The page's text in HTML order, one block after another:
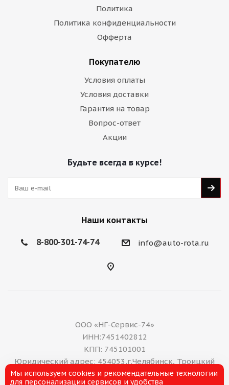
Политика
Политика конфиденциальности
Офферта
Покупателю
Условия оплаты
Условия доставки
Гарантия на товар
Вопрос-ответ
Акции
Будьте всегда в курсе!
Наши контакты
8-800-301-74-74 info@auto-rota.ru
ООО «НГ-Сервис-74»
ИНН:7451402812
КПП: 745101001
Юридический адрес: 454053,г.Челябинск, Троицкий
тракт, дом 11 А, нежилое помещение 16
Мы используем cookies и рекомендательные технологии
для персонализации сервисов и удобства